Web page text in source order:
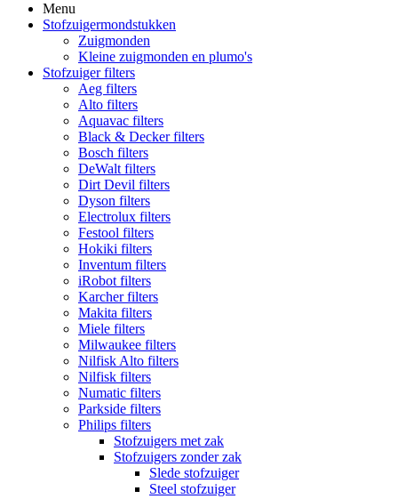
Menu
Stofzuigermondstukken
Zuigmonden
Kleine zuigmonden en plumo's
Stofzuiger filters
Aeg filters
Alto filters​
Aquavac filters
Black & Decker filters
Bosch filters
DeWalt filters
Dirt Devil filters
Dyson filters
Electrolux filters
Festool filters
Hokiki filters
Inventum filters
iRobot filters
Karcher filters
Makita filters
Miele filters
Milwaukee filters
Nilfisk Alto filters
Nilfisk filters
Numatic filters
Parkside filters
Philips filters
Stofzuigers met zak
Stofzuigers zonder zak
Slede stofzuiger
Steel stofzuiger